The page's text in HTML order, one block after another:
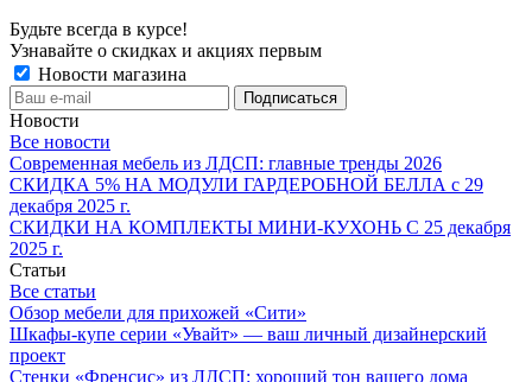
Будьте всегда в курсе!
Узнавайте о скидках и акциях первым
Новости магазина
Новости
Все новости
Современная мебель из ЛДСП: главные тренды 2026
СКИДКА 5% НА МОДУЛИ ГАРДЕРОБНОЙ БЕЛЛА с 29
декабря 2025 г.
СКИДКИ НА КОМПЛЕКТЫ МИНИ-КУХОНЬ С 25 декабря
2025 г.
Статьи
Все статьи
Обзор мебели для прихожей «Сити»
Шкафы-купе серии «Увайт» — ваш личный дизайнерский
проект
Стенки «Френсис» из ЛДСП: хороший тон вашего дома